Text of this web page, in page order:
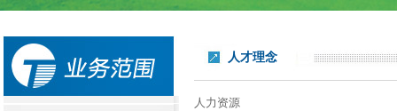
人才理念
人力资源